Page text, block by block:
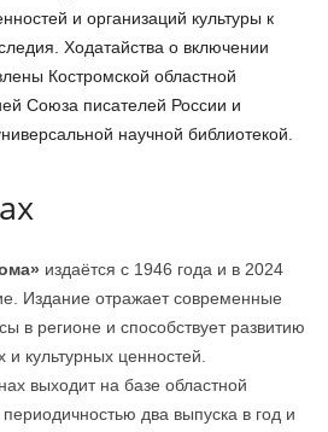
и организаций культуры к
Ходатайства о включении
Костромской областной
Союза писателей России и
научной библиотекой.
издаётся с 1946 года и в 2024
Издание отражает современные
в регионе и способствует развитию
культурных ценностей.
выходит на базе областной
два выпуска в год и